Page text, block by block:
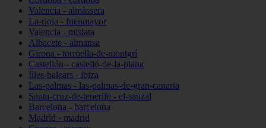
Valencia - almàssera
La-rioja - fuenmayor
Valencia - mislata
Albacete - almansa
Girona - torroella-de-montgrí
Castellón - castelló-de-la-plana
Illes-balears - ibiza
Las-palmas - las-palmas-de-gran-canaria
Santa-cruz-de-tenerife - el-sauzal
Barcelona - barcelona
Madrid - madrid